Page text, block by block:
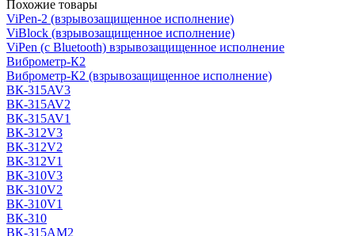
Похожие товары
ViPen-2 (взрывозащищенное исполнение)
ViBlock (взрывозащищенное исполнение)
ViPen (с Bluetooth) взрывозащищенное исполнение
Виброметр-К2
Виброметр-К2 (взрывозащищенное исполнение)
ВК-315AV3
ВК-315AV2
ВК-315AV1
ВК-312V3
ВК-312V2
ВК-312V1
ВК-310V3
ВК-310V2
ВК-310V1
ВК-310
ВК-315AМ2